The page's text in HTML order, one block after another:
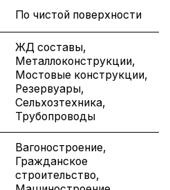
По чистой поверхности
ЖД составы,
Металлоконструкции,
Мостовые конструкции,
Резервуары,
Сельхозтехника,
Трубопроводы
Вагоностроение,
Гражданское
строительство,